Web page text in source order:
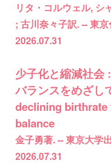
リタ・コルウェル, シ
; 古川奈々子訳. -- 東
2026.07.31
少子化と縮減社会
バランスをめざし
declining
balance
金子勇著. -- 東京大学
2026.07.31